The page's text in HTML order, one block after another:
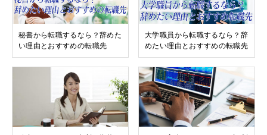
秘書から転職するなら？辞めた
い理由とおすすめの転職先
大学職員から転職するなら？辞
めたい理由とおすすめの転職先